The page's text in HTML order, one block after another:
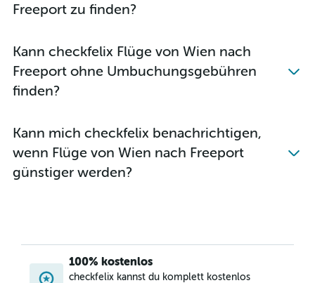
Freeport zu finden?
Kann checkfelix Flüge von Wien nach
Freeport ohne Umbuchungsgebühren
finden?
Kann mich checkfelix benachrichtigen,
wenn Flüge von Wien nach Freeport
günstiger werden?
100% kostenlos
checkfelix kannst du komplett kostenlos